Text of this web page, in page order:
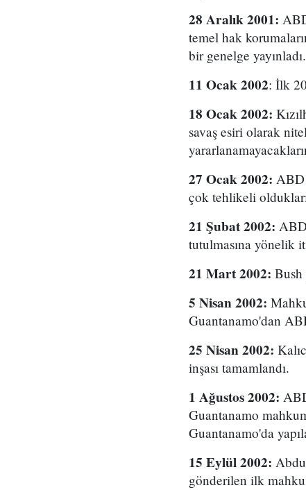
28 Aralık 2001:
temel hak
bir genelge yayınladı.
11 Ocak 2002: İlk
18 Ocak 2002:
savaş esiri olarak
27 Ocak 2002: ABD
çok tehlikeli
21 Şubat 2002:
tutulmasına yönelik
21 Mart 2002: Bush
5 Nisan 2002:
Guantanamo'dan
25 Nisan 2002:
inşası tamamlandı.
1 Ağustos 2002:
Guantanamo
Guantanamo'da
15 Eylül 2002:
gönderilen ilk